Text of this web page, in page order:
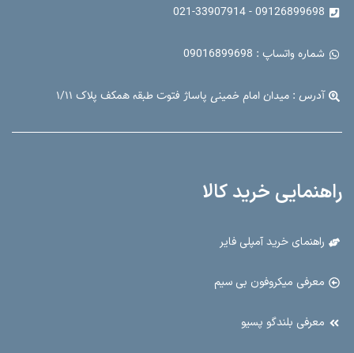
09126899698 - 021-33907914
شماره واتساپ : 09016899698
آدرس : میدان امام خمینی پاساژ فتوت طبقه همکف پلاک ۱/۱۱
راهنمایی خرید کالا
راهنمای خرید آمپلی فایر
معرفی میکروفون بی سیم
معرفی بلندگو پسیو